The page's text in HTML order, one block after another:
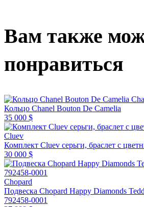
Вам также
понравиться
Кольцо Chanel Bouton De Camelia
35 000 $
Cluev
Комплект Cluev серьги,
30 000 $
Chopard
Подвеска Chopard Happy Diamonds
792458-0001